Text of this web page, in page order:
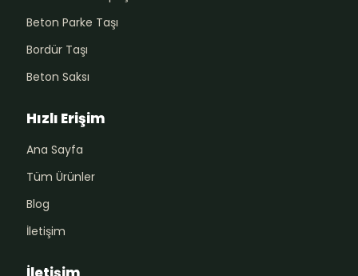
Beton Parke Taşı
Bordür Taşı
Beton Saksı
Hızlı Erişim
Ana Sayfa
Tüm Ürünler
Blog
İletişim